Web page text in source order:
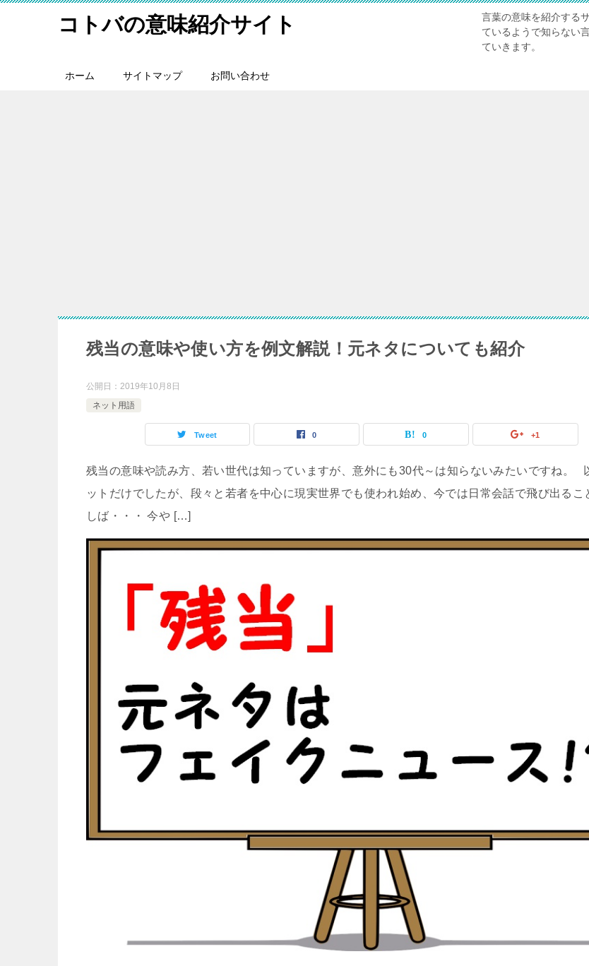
コトバの意味紹介サイト
言葉の意味を紹介する
ているようで知らない
ていきます。
ホーム サイトマップ お問い合わせ
残当の意味や使い方を例文解説！元ネタについても紹介
公開日： 2019年10月8日
ネット用語
Tweet 0 0 +1
残当の意味や読み方、若い世代は知っていますが、意外にも30代～は知らないみたいですね。
ットだけでしたが、段々と若者を中心に現実世界でも使われ始め、今では日常会話で飛び出るこ
しば・・・ 今や […]